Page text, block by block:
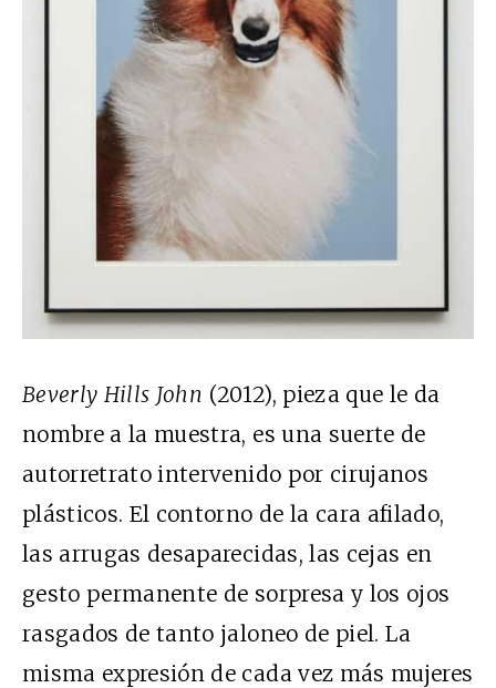
Beverly Hills John (2012), pieza que le da
nombre a la muestra, es una suerte de
autorretrato intervenido por cirujanos
plásticos. El contorno de la cara afilado,
las arrugas desaparecidas, las cejas en
gesto permanente de sorpresa y los ojos
rasgados de tanto jaloneo de piel. La
misma expresión de cada vez más mujeres